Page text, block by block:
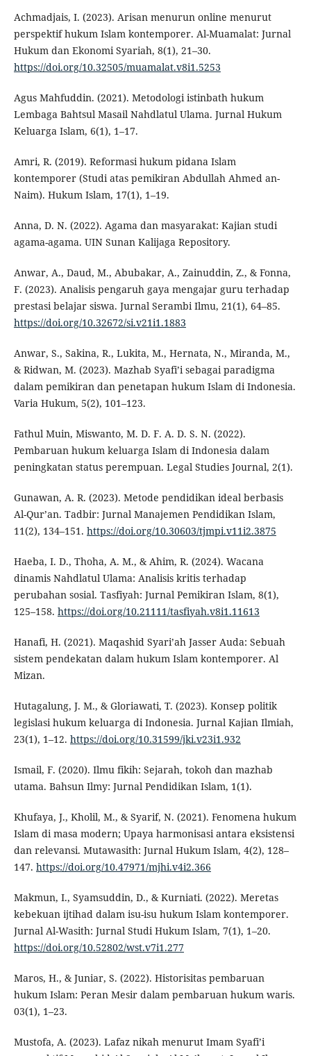
Achmadjais, I. (2023). Arisan menurun online menurut
perspektif hukum Islam kontemporer. Al-Muamalat: Jurnal
Hukum dan Ekonomi Syariah, 8(1), 21–30.
https://doi.org/10.32505/muamalat.v8i1.5253
Agus Mahfuddin. (2021). Metodologi istinbath hukum
Lembaga Bahtsul Masail Nahdlatul Ulama. Jurnal Hukum
Keluarga Islam, 6(1), 1–17.
Amri, R. (2019). Reformasi hukum pidana Islam
kontemporer (Studi atas pemikiran Abdullah Ahmed an-
Naim). Hukum Islam, 17(1), 1–19.
Anna, D. N. (2022). Agama dan masyarakat: Kajian studi
agama-agama. UIN Sunan Kalijaga Repository.
Anwar, A., Daud, M., Abubakar, A., Zainuddin, Z., & Fonna,
F. (2023). Analisis pengaruh gaya mengajar guru terhadap
prestasi belajar siswa. Jurnal Serambi Ilmu, 21(1), 64–85.
https://doi.org/10.32672/si.v21i1.1883
Anwar, S., Sakina, R., Lukita, M., Hernata, N., Miranda, M.,
& Ridwan, M. (2023). Mazhab Syafi’i sebagai paradigma
dalam pemikiran dan penetapan hukum Islam di Indonesia.
Varia Hukum, 5(2), 101–123.
Fathul Muin, Miswanto, M. D. F. A. D. S. N. (2022).
Pembaruan hukum keluarga Islam di Indonesia dalam
peningkatan status perempuan. Legal Studies Journal, 2(1).
Gunawan, A. R. (2023). Metode pendidikan ideal berbasis
Al-Qur’an. Tadbir: Jurnal Manajemen Pendidikan Islam,
11(2), 134–151. https://doi.org/10.30603/tjmpi.v11i2.3875
Haeba, I. D., Thoha, A. M., & Ahim, R. (2024). Wacana
dinamis Nahdlatul Ulama: Analisis kritis terhadap
perubahan sosial. Tasfiyah: Jurnal Pemikiran Islam, 8(1),
125–158. https://doi.org/10.21111/tasfiyah.v8i1.11613
Hanafi, H. (2021). Maqashid Syari’ah Jasser Auda: Sebuah
sistem pendekatan dalam hukum Islam kontemporer. Al
Mizan.
Hutagalung, J. M., & Gloriawati, T. (2023). Konsep politik
legislasi hukum keluarga di Indonesia. Jurnal Kajian Ilmiah,
23(1), 1–12. https://doi.org/10.31599/jki.v23i1.932
Ismail, F. (2020). Ilmu fikih: Sejarah, tokoh dan mazhab
utama. Bahsun Ilmy: Jurnal Pendidikan Islam, 1(1).
Khufaya, J., Kholil, M., & Syarif, N. (2021). Fenomena hukum
Islam di masa modern; Upaya harmonisasi antara eksistensi
dan relevansi. Mutawasith: Jurnal Hukum Islam, 4(2), 128–
147. https://doi.org/10.47971/mjhi.v4i2.366
Makmun, I., Syamsuddin, D., & Kurniati. (2022). Meretas
kebekuan ijtihad dalam isu-isu hukum Islam kontemporer.
Jurnal Al-Wasith: Jurnal Studi Hukum Islam, 7(1), 1–20.
https://doi.org/10.52802/wst.v7i1.277
Maros, H., & Juniar, S. (2022). Historisitas pembaruan
hukum Islam: Peran Mesir dalam pembaruan hukum waris.
03(1), 1–23.
Mustofa, A. (2023). Lafaz nikah menurut Imam Syafi’i